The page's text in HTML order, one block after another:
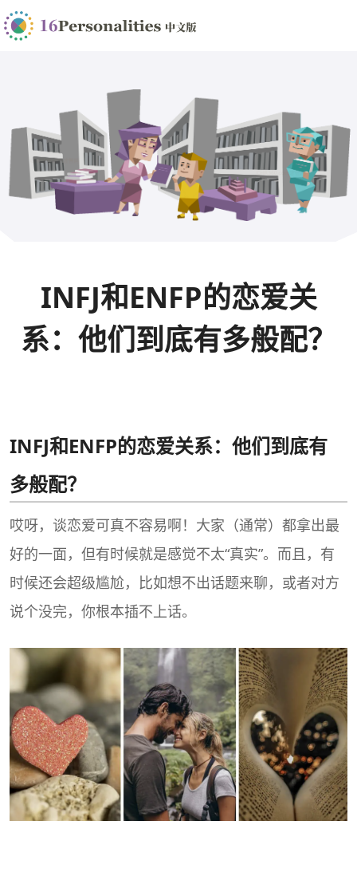
INFJ和ENFP的恋爱关
系：他们到底有多般配？
INFJ和ENFP的恋爱关系：他们到底有
多般配？
哎呀，谈恋爱可真不容易啊！大家（通常）都拿出最
好的一面，但有时候就是感觉不太“真实”。而且，有
时候还会超级尴尬，比如想不出话题来聊，或者对方
说个没完，你根本插不上话。